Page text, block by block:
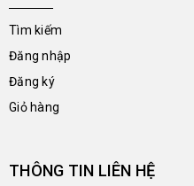
Tìm kiếm
Đăng nhập
Đăng ký
Giỏ hàng
THÔNG TIN LIÊN HỆ